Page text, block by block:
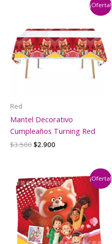
¡Oferta!
Red
Mantel Decorativo
Cumpleaños Turning Red
$3.500El
$3.500.
$2.900El
$2.900.
¡Oferta!